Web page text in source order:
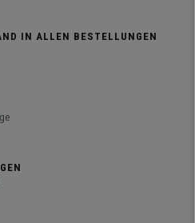
IN ALLEN BESTELLUNGEN